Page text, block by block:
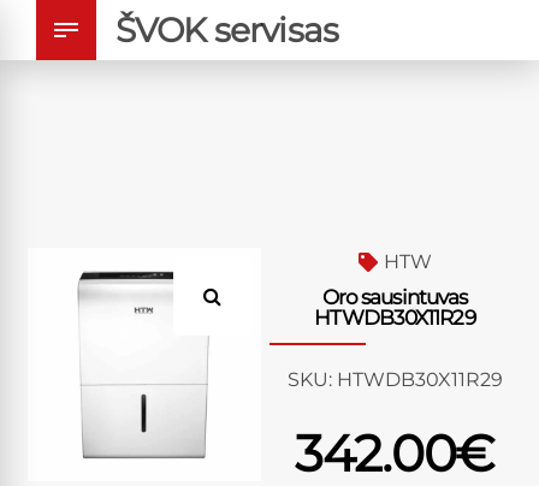
ŠVOK servisas
HTW
Oro sausintuvas
HTWDB30X11R29
SKU: HTWDB30X11R29
342.00€